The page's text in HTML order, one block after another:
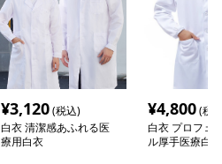
¥3,120(税込)
白衣 清潔感あふれる医
療用白衣
¥4,800(税
白衣 プロフェ
ル厚手医療白衣